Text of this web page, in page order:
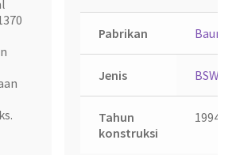
Pabrikan
Jenis BSW-P
Tahun
konstruksi
1994